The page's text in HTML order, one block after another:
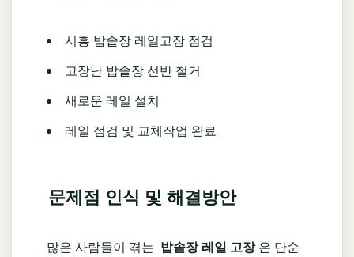
시흥 밥솥장 레일고장 점검
고장난 밥솥장 선반 철거
새로운 레일 설치
레일 점검 및 교체작업 완료
문제점 인식 및 해결방안
많은 사람들이 겪는 밥솥장 레일 고장 은 단순